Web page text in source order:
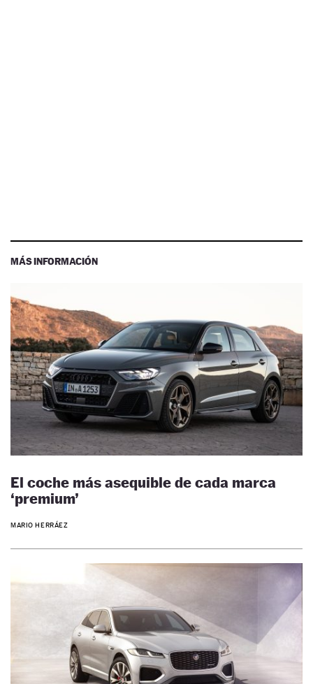
MÁS INFORMACIÓN
El coche más asequible de cada marca
‘premium’
MARIO HERRÁEZ